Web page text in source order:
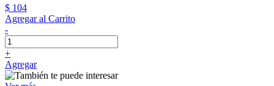
$ 104
Agregar al Carrito
-
+
Agregar